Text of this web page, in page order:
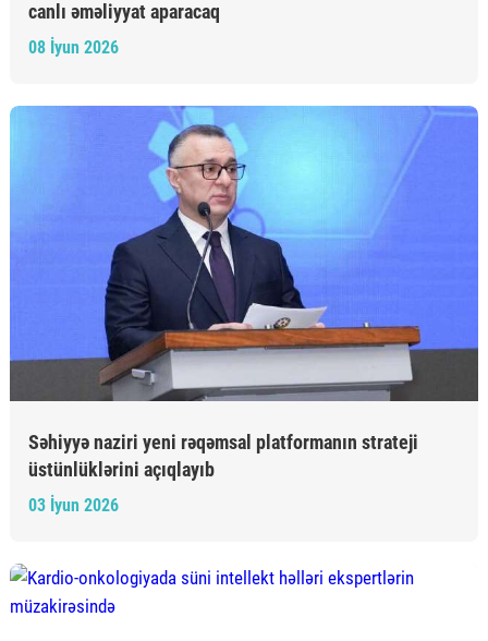
canlı əməliyyat aparacaq
08 İyun 2026
Səhiyyə naziri yeni rəqəmsal platformanın strateji
üstünlüklərini açıqlayıb
03 İyun 2026